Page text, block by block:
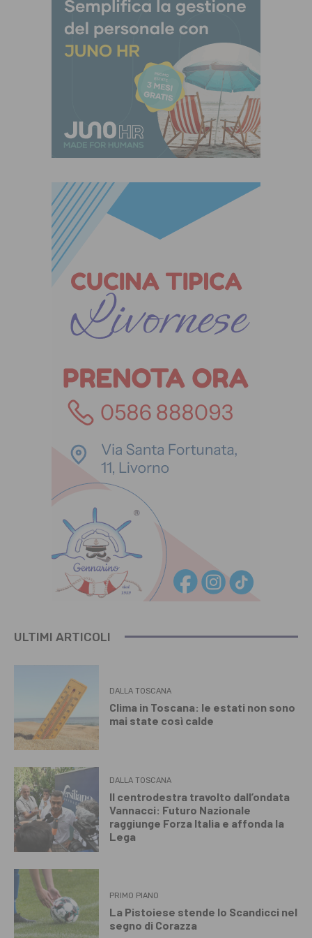
ULTIMI ARTICOLI
DALLA TOSCANA
Clima in Toscana: le estati non sono
mai state così calde
DALLA TOSCANA
Il centrodestra travolto dall’ondata
Vannacci: Futuro Nazionale
raggiunge Forza Italia e affonda la
Lega
PRIMO PIANO
La Pistoiese stende lo Scandicci nel
segno di Corazza